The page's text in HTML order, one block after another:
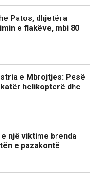
Patos, dhjetëra
e flakëve, mbi 80
e Mbrojtjes: Pesë
helikopterë dhe
një viktime brenda
e pazakontë